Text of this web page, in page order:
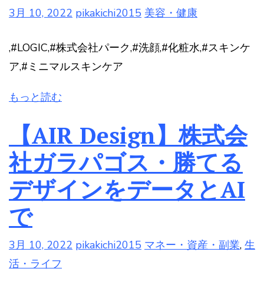
3月 10, 2022 pikakichi2015 美容・健康
,#LOGIC,#株式会社パーク,#洗顔,#化粧水,#スキンケ
ア,#ミニマルスキンケア
もっと読む
【AIR Design】株式会
社ガラパゴス・勝てる
デザインをデータとAI
で
3月 10, 2022 pikakichi2015 マネー・資産・副業, 生
活・ライフ